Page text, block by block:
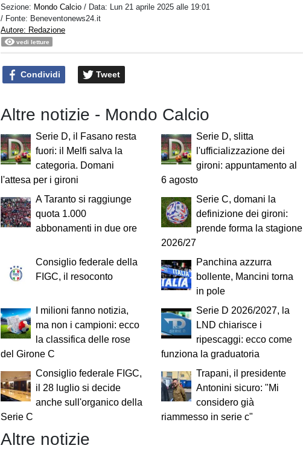
Sezione: Mondo Calcio / Data: Lun 21 aprile 2025 alle 19:01
/ Fonte: Beneventonews24.it
Autore: Redazione
vedi letture
Condividi Tweet
Altre notizie - Mondo Calcio
Serie D, il Fasano resta
fuori: il Melfi salva la
categoria. Domani
l'attesa per i gironi
Serie D, slitta
l'ufficializzazione dei
gironi: appuntamento al
6 agosto
A Taranto si raggiunge
quota 1.000
abbonamenti in due ore
Serie C, domani la
definizione dei gironi:
prende forma la stagione
2026/27
Consiglio federale della
FIGC, il resoconto
Panchina azzurra
bollente, Mancini torna
in pole
I milioni fanno notizia,
ma non i campioni: ecco
la classifica delle rose
del Girone C
Serie D 2026/2027, la
LND chiarisce i
ripescaggi: ecco come
funziona la graduatoria
Consiglio federale FIGC,
il 28 luglio si decide
anche sull'organico della
Serie C
Trapani, il presidente
Antonini sicuro: "Mi
considero già
riammesso in serie c"
Altre notizie